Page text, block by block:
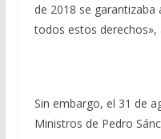
de 2018 se
todos estos derechos»,
Sin embargo, el 31 de
Ministros de Pedro